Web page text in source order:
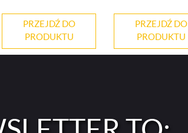
PRZEJDŹ DO
PRODUKTU
PRZEJDŹ DO
PRODUKTU